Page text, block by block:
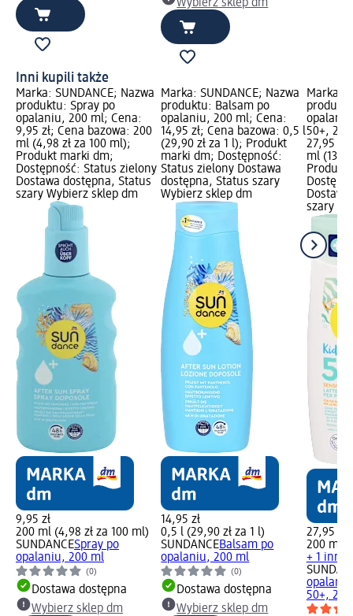
Wybierz sklep dm
Inni kupili także
Marka: SUNDANCE; Nazwa
produktu: Spray po
opalaniu, 200 ml; Cena:
9,95 zł; Cena bazowa: 200
ml (4,98 zł za 100 ml);
Produkt marki dm;
Dostępność: Status zielony
Dostawa dostępna, Status
szary Wybierz sklep dm
9,95 zł
200 ml (4,98 zł za 100 ml)
SUNDANCESpray po
opalaniu, 200 ml
(0)
Dostawa dostępna
Wybierz sklep dm
Marka: SUNDANCE; Nazwa
produktu: Balsam po
opalaniu, 200 ml; Cena:
14,95 zł; Cena bazowa: 0,5 l
(29,90 zł za 1 l); Produkt
marki dm; Dostępność:
Status zielony Dostawa
dostępna, Status szary
Wybierz sklep dm
14,95 zł
0,5 l (29,90 zł za 1 l)
SUNDANCEBalsam po
opalaniu, 200 ml
(0)
Dostawa dostępna
Wybierz sklep dm
Marka:
opalania
50+,
27,95
ml
Produkt
szary
27,95 zł
200 ml
+ 1 inny
opalania
50+,